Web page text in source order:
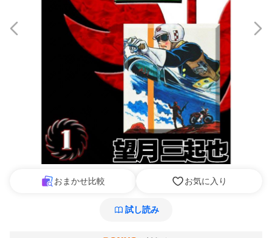
おまかせ比較 お気に入り
試し読み